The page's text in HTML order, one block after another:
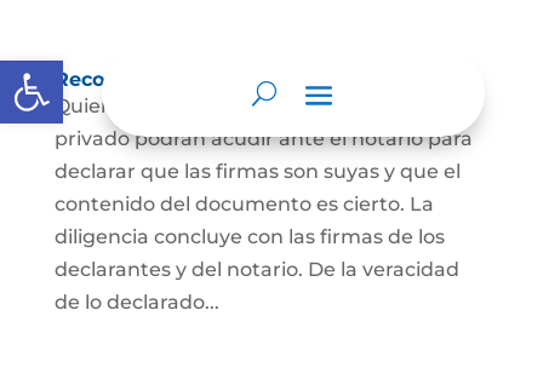
Abrir barra de herramientas
Reconocimiento de firma y contenido
Quienes hayan firmado un documento
privado podrán acudir ante el notario para
declarar que las firmas son suyas y que el
contenido del documento es cierto. La
diligencia concluye con las firmas de los
declarantes y del notario. De la veracidad
de lo declarado...